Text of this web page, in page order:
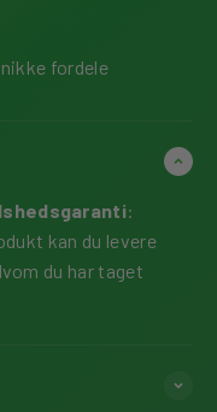
fordele
:
kan du levere
du har taget